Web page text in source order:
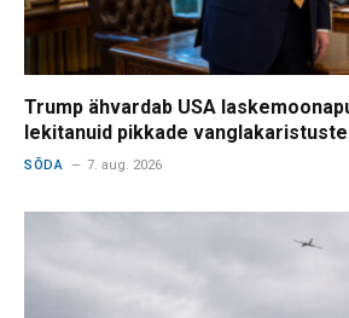
Trump ähvardab USA
lekitanuid pikkade
SÕDA 7. aug. 2026